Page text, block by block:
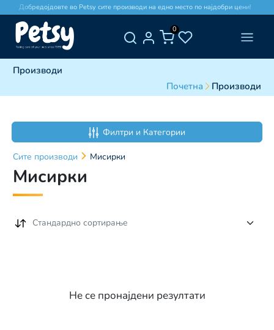
Добредојдовте во Petsy сите производи на едно место по најдобри цени!
0
Производи
Почетна
Производи
Филтри и Категории
Сите производи Мисирки
Мисирки
Стандардно сортирање
Не се пронајдени резултати